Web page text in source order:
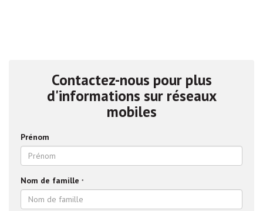
Contactez-nous pour plus
d'informations sur réseaux
mobiles
Prénom
Nom de famille *